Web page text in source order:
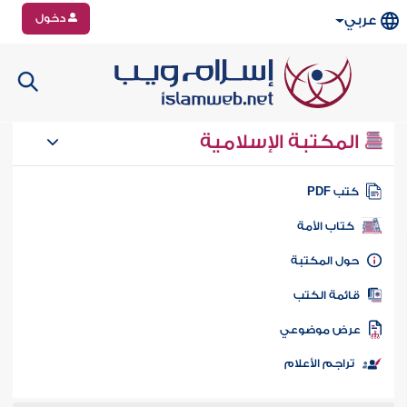
عربي دخول
المكتبة الإسلامية
كتب PDF
كتاب الأمة
المكتبة
الكتب
موضوعي